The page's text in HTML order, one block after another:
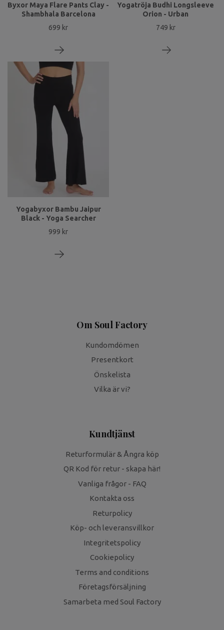
Byxor Maya Flare Pants Clay -
Shambhala Barcelona
699 kr
Yogatröja Budhi Longsleeve
Orion - Urban
749 kr
Yogabyxor Bambu Jaipur
Black - Yoga Searcher
999 kr
Om Soul Factory
Kundomdömen
Presentkort
Önskelista
Vilka är vi?
Kundtjänst
Returformulär & Ångra köp
QR Kod för retur - skapa här!
Vanliga frågor - FAQ
Kontakta oss
Returpolicy
Köp- och leveransvillkor
Integritetspolicy
Cookiepolicy
Terms and conditions
Företagsförsäljning
Samarbeta med Soul Factory